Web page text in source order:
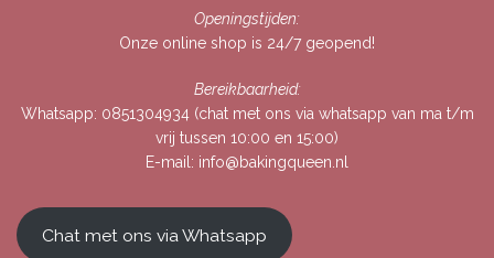
Openingstijden:
Onze online shop is 24/7 geopend!
Bereikbaarheid:
Whatsapp: 0851304934(chat met ons via whatsapp van ma t/m
vrij tussen 10:00 en 15:00)
E-mail: info@bakingqueen.nl
Chat met ons via Whatsapp